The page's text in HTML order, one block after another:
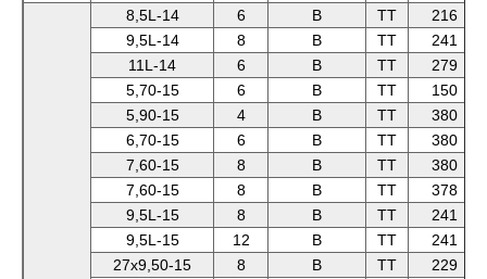
8,5L-14 6 B TT
216
9,5L-14
8 B TT
241
11L-14
6 B TT
279
5,70-15
6 B TT
150
5,90-15
4 B TT
380
6,70-15
6 B TT
380
7,60-15
8 B TT
380
7,60-15
8 B TT
378
9,5L-15
8 B TT
241
9,5L-15
12 B TT
241
27x9,50-15
8 B TT
229